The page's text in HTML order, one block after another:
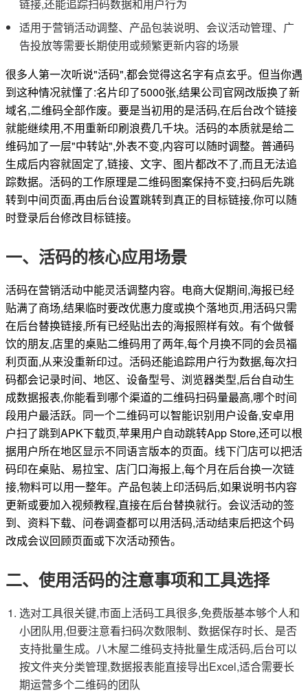
链接,还能追踪扫码数据和用户行为
适用于营销活动调整、产品包装说明、会议活动管理、广
告投放等需要长期使用或频繁更新内容的场景
很多人第一次听说"活码",都会觉得这名字有点玄乎。但当你遇
到这种情况就懂了:名片印了5000张,结果公司官网改版换了新
域名,二维码全部作废。要是当初用的是活码,在后台改个链接
就能继续用,不用重新印刷浪费几千块。活码的本质就是给二
维码加了一层"中转站",外表不变,内容可以随时调整。普通码
生成后内容就固定了,链接、文字、图片都改不了,而且无法追
踪数据。活码的工作原理是二维码图案保持不变,扫码后先跳
转到中间页面,再由后台设置跳转到真正的目标链接,你可以随
时登录后台修改目标链接。
一、活码的核心应用场景
活码在营销活动中能灵活调整内容。电商大促期间,海报已经
贴满了商场,结果临时要改优惠力度或换个落地页,用活码只需
在后台替换链接,所有已经贴出去的海报照样有效。有个做餐
饮的朋友,店里的桌贴二维码用了两年,每个月换不同的会员福
利页面,从来没重新印过。活码还能追踪用户行为数据,每次扫
码都会记录时间、地区、设备型号、浏览器类型,后台自动生
成数据报表,你能看到哪个渠道的二维码扫码量最高,哪个时间
段用户最活跃。同一个二维码可以智能识别用户设备,安卓用
户扫了跳到APK下载页,苹果用户自动跳转App Store,还可以根
据用户所在地区显示不同语言版本的页面。线下门店可以把活
码印在桌贴、易拉宝、店门口海报上,每个月在后台换一次链
接,物料可以用一整年。产品包装上印活码后,如果说明书内容
更新或要加入视频教程,直接在后台替换就行。会议活动的签
到、资料下载、问卷调查都可以用活码,活动结束后把这个码
改成会议回顾页面或下次活动预告。
二、使用活码的注意事项和工具选择
选对工具很关键,市面上活码工具很多,免费版基本够个人和
小团队用,但要注意看扫码次数限制、数据保存时长、是否
支持批量生成。八木屋二维码支持批量生成活码,后台可以
按文件夹分类管理,数据报表能直接导出Excel,适合需要长
期运营多个二维码的团队